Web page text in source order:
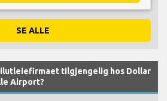
SE ALLE
tilgjengelig hos Dollar
Airport?